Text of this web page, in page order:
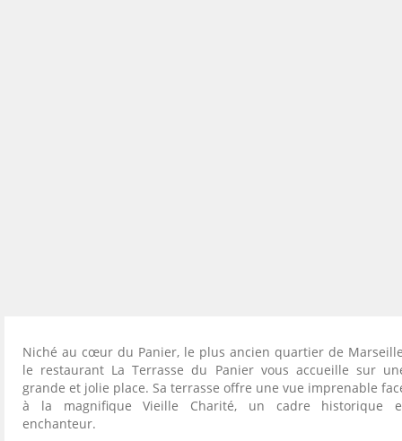
Niché au cœur du Panier, le plus ancien quartier de
le restaurant La Terrasse du Panier vous accueille sur
grande et jolie place. Sa terrasse offre une vue imprenable
à la magnifique Vieille Charité, un cadre historique
enchanteur.